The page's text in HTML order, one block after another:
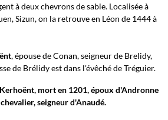
à deux chevrons de sable. Localisée à
Sizun, on la retrouve en Léon de 1444 à
, épouse de Conan, seigneur de Brelidy,
de Brélidy est dans l'évêché de Tréguier.
mort en 1201, époux d'Andronne
seigneur d'Anaudé.